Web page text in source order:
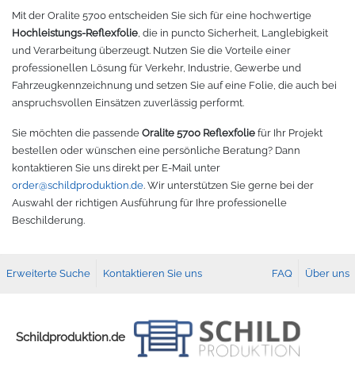
Mit der Oralite 5700 entscheiden Sie sich für eine hochwertige
Hochleistungs-Reflexfolie , die in puncto Sicherheit, Langlebigkeit
und Verarbeitung überzeugt. Nutzen Sie die Vorteile einer
professionellen Lösung für Verkehr, Industrie, Gewerbe und
Fahrzeugkennzeichnung und setzen Sie auf eine Folie, die auch bei
anspruchsvollen Einsätzen zuverlässig performt.
Sie möchten die passende Oralite 5700 Reflexfolie für Ihr Projekt
bestellen oder wünschen eine persönliche Beratung? Dann
kontaktieren Sie uns direkt per E-Mail unter
order@schildproduktion.de. Wir unterstützen Sie gerne bei der
Auswahl der richtigen Ausführung für Ihre professionelle
Beschilderung.
Erweiterte Suche Kontaktieren Sie uns FAQ Über uns
Schildproduktion.de